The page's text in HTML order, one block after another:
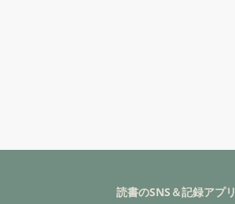
読書のSNS＆記録アプリ